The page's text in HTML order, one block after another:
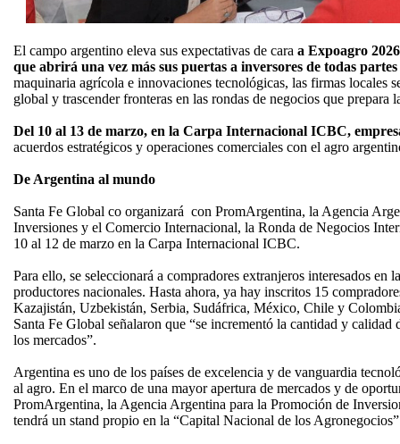
El campo argentino eleva sus expectativas de cara a Expoagro
que abrirá una vez más sus puertas a inversores de todas
maquinaria agrícola e innovaciones tecnológicas, las firmas locales
global y trascender fronteras en las rondas de negocios que prepara
Del 10 al 13 de marzo, en la Carpa Internacional ICBC,
acuerdos estratégicos y operaciones comerciales con el agro
De Argentina al mundo
Santa Fe Global co organizará con PromArgentina, la Agencia
Inversiones y el Comercio Internacional, la Ronda de Negocios
10 al 12 de marzo en la Carpa Internacional ICBC.
Para ello, se seleccionará a compradores extranjeros interesados en
productores nacionales. Hasta ahora, ya hay inscritos 15
Kazajistán, Uzbekistán, Serbia, Sudáfrica, México, Chile y
Santa Fe Global señalaron que “se incrementó la cantidad y
los mercados”.
Argentina es uno de los países de excelencia y de vanguardia
al agro. En el marco de una mayor apertura de mercados y de
PromArgentina, la Agencia Argentina para la Promoción de
tendrá un stand propio en la “Capital Nacional de los